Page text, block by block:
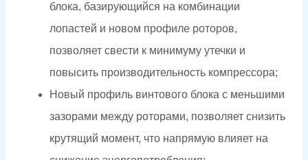
блока, базирующийся на комбинации
лопастей и новом профиле роторов,
позволяет свести к минимуму утечки и
повысить производительность компрессора;
Новый профиль винтового блока с меньшими
зазорами между роторами, позволяет снизить
крутящий момент, что напрямую влияет на